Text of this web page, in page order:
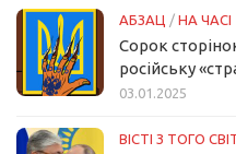
АБЗАЦ / НА ЧАСІ
Сорок
російську
03.01.2025
ВІСТІ З ТОГО